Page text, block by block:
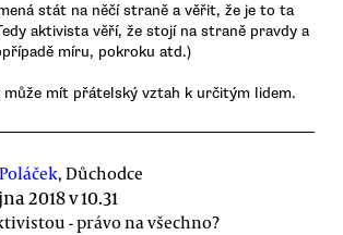
stát na něčí straně a věřit, že je to ta
aktivista věří, že stojí na straně pravdy a
míru, pokroku atd.)
může mít přátelský vztah k určitým lidem.
, Důchodce
2018 v 10.31
- právo na všechno?